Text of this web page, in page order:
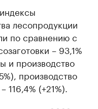
лесопродукции
по сравнению с
– 93,1%
и производство
производство
(+21%).